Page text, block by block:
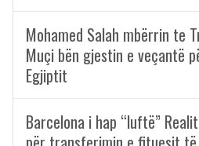
Mohamed Salah mbërrin te
Muçi bën gjestin e veçantë
Egjiptit
Barcelona i hap “luftë”